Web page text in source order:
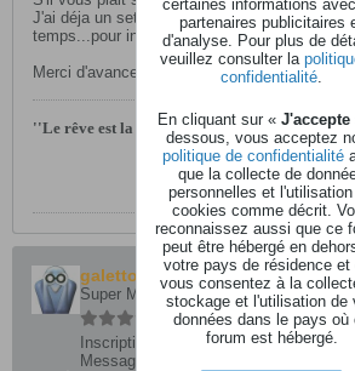
J'ai déja un set de 64mb charger dedans...je
temps...pour infos.
Merci d'avance pour vos réponses.
''Le rêve est la voie royale qui mène a
KARTEL69 WEBSiTE
galettouille
Super Modérateur
Inscription:
novembre 2003
Messages:
partenaires publicitaires
d'analyse. Pour plus de
veuillez consulter la
confidentialité
En cliquant sur « J'accepte
dessous, vous acceptez
politique de confidentialité
que la collecte de
personnelles et
cookies comme décrit.
reconnaissez aussi que ce
peut être hébergé en
votre pays de résidence et
vous consentez à la
stockage et l'utilisation de
données dans le pays où
forum est hébergé.